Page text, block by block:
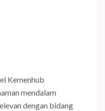
Kemenhub
mendalam
dengan bidang